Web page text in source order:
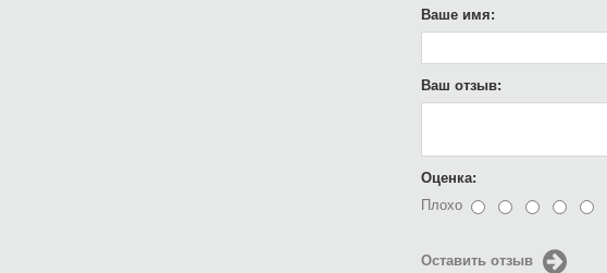
Ваше имя:
Ваш отзыв:
Оценка:
Плохо
Оставить отзыв